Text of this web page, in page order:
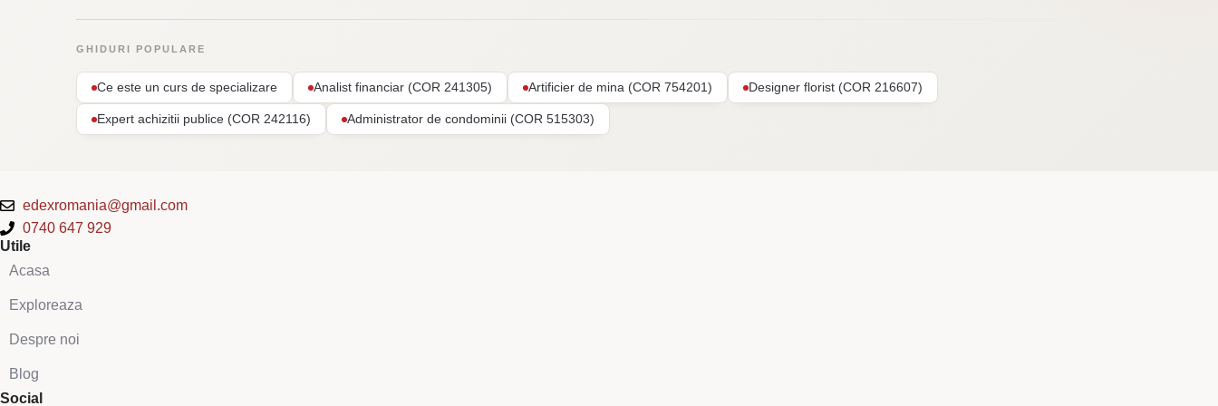
GHIDURI POPULARE
Ce este un curs de specializare Analist financiar (COR 241305) Artificier de mina (COR 754201) Designer florist (COR 216607)
Expert achizitii publice (COR 242116) Administrator de condominii (COR 515303)
edexromania@gmail.com
0740 647 929
Utile
Acasa
Exploreaza
Despre noi
Blog
Social